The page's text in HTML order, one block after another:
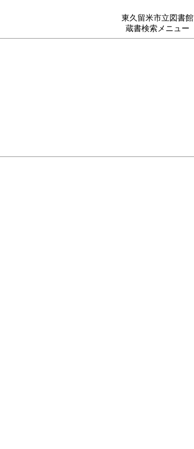
東久留米市立図書館
蔵書検索メニュー